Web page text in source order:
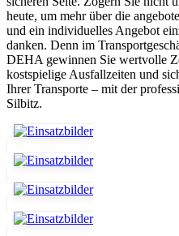
heute, um mehr über die
und ein individuelles Angebot
danken. Denn im
DEHA gewinnen Sie wertvolle
kostspielige Ausfallzeiten und
Ihrer Transporte – mit der
Silbitz.